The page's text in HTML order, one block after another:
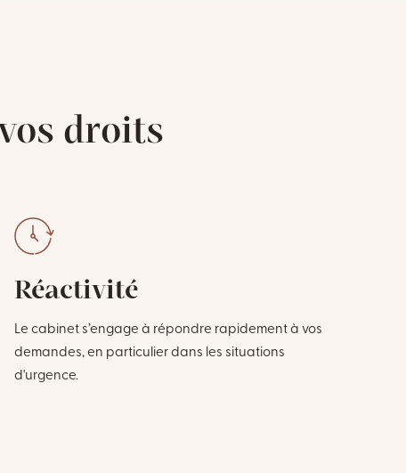
droits
Réactivité
Le cabinet s’engage à répondre rapidement à vos
demandes, en particulier dans les situations
d'urgence.